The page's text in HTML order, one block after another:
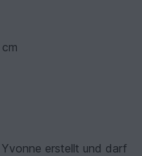
erstellt und darf